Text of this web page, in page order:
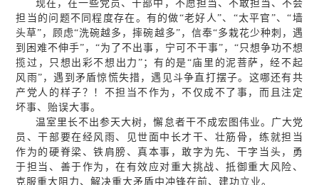
现在，在一些党员、干部中，不愿担当、不敢担当、不会
担当的问题不同程度存在。有的做“老好人”、“太平官”、“墙
头草”，顾虑“洗碗越多，摔碗越多”，信奉“多栽花少种刺，遇
到困难不伸手”，“为了不出事，宁可不干事”，“只想争功不想
揽过，只想出彩不想出力”；有的是“庙里的泥菩萨，经不起
风雨”，遇到矛盾惊慌失措，遇见斗争直打摆子。这哪还有共
产党人的样子？！不担当不作为，不仅成不了事，而且注定
坏事、贻误大事。
温室里长不出参天大树，懈怠者干不成宏图伟业。广大党
员、干部要在经风雨、见世面中长才干、壮筋骨，练就担当
作为的硬脊梁、铁肩膀、真本事，敢字为先、干字当头，勇
于担当、善于作为，在有效应对重大挑战、抵御重大风险、
克服重大阻力、解决重大矛盾中冲锋在前、建功立业。